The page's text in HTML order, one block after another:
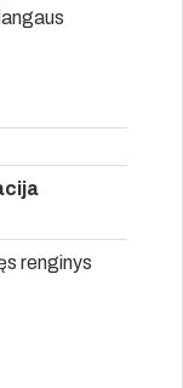
renginys